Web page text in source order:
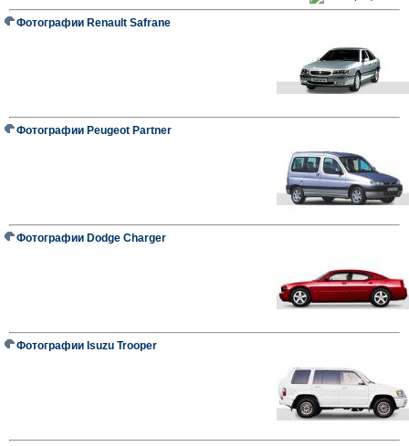
Фотографии Renault Safrane
Фотографии Peugeot Partner
Фотографии Dodge Charger
Фотографии Isuzu Trooper